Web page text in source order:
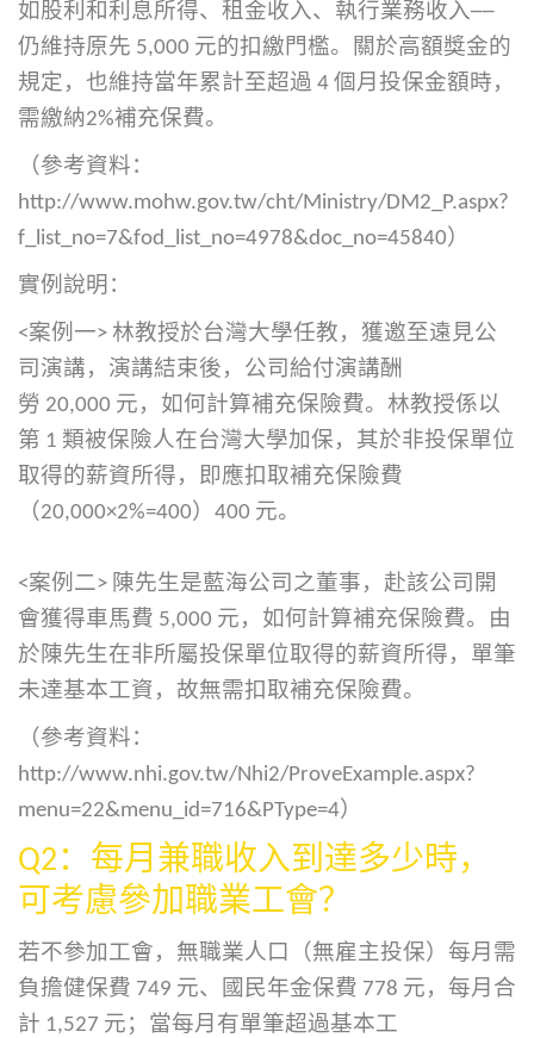
如股利和利息所得、租金收入、執行業務收入──
仍維持原先 5,000 元的扣繳門檻。關於高額獎金的
規定，也維持當年累計至超過 4 個月投保金額時，
需繳納2%補充保費。
（參考資料：
http://www.mohw.gov.tw/cht/Ministry/DM2_P.aspx?
f_list_no=7&fod_list_no=4978&doc_no=45840）
實例說明：
<案例一> 林教授於台灣大學任教，獲邀至遠見公
司演講，演講結束後，公司給付演講酬
勞 20,000 元，如何計算補充保險費。林教授係以
第 1 類被保險人在台灣大學加保，其於非投保單位
取得的薪資所得，即應扣取補充保險費
（20,000×2%=400）400 元。
<案例二> 陳先生是藍海公司之董事，赴該公司開
會獲得車馬費 5,000 元，如何計算補充保險費。由
於陳先生在非所屬投保單位取得的薪資所得，單筆
未達基本工資，故無需扣取補充保險費。
（參考資料：
http://www.nhi.gov.tw/Nhi2/ProveExample.aspx?
menu=22&menu_id=716&PType=4）
Q2 ：每月兼職收入到達多少時，
可考慮參加職業工會？
若不參加工會，無職業人口（無雇主投保）每月需
負擔健保費 749 元、國民年金保費 778 元，每月合
計 1,527 元；當每月有單筆超過基本工